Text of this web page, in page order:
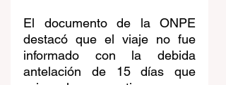
El documento de la ONPE
destacó que el viaje no fue
informado con la debida
antelación de 15 días que